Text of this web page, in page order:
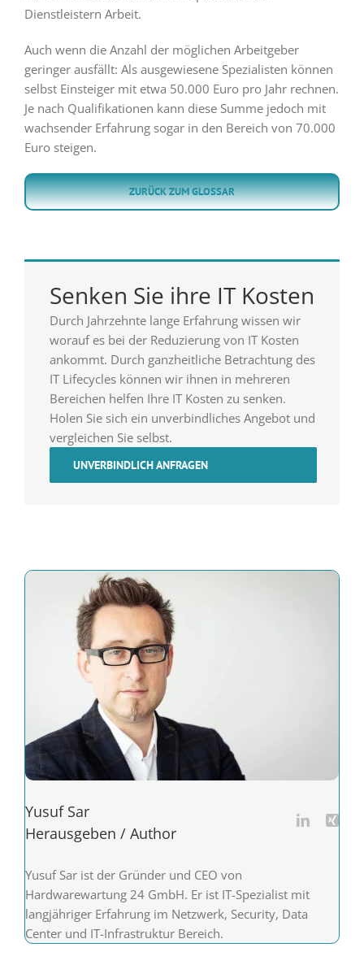
Dienstleistern Arbeit.
Auch wenn die Anzahl der möglichen Arbeitgeber
geringer ausfällt: Als ausgewiesene Spezialisten können
selbst Einsteiger mit etwa 50.000 Euro pro Jahr rechnen.
Je nach Qualifikationen kann diese Summe jedoch mit
wachsender Erfahrung sogar in den Bereich von 70.000
Euro steigen.
ZURÜCK ZUM GLOSSAR
Senken Sie ihre IT Kosten
Durch Jahrzehnte lange Erfahrung wissen wir
worauf es bei der Reduzierung von IT Kosten
ankommt. Durch ganzheitliche Betrachtung des
IT Lifecycles können wir ihnen in mehreren
Bereichen helfen Ihre IT Kosten zu senken.
Holen Sie sich ein unverbindliches Angebot und
vergleichen Sie selbst.
UNVERBINDLICH ANFRAGEN
Yusuf Sar
Herausgeben / Author
Yusuf Sar ist der Gründer und CEO von
Hardwarewartung 24 GmbH. Er ist IT-Spezialist mit
langjähriger Erfahrung im Netzwerk, Security, Data
Center und IT-Infrastruktur Bereich.